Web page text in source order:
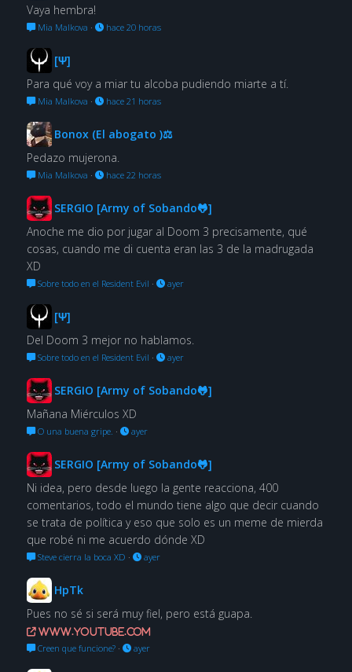
Vaya hembra!
Mia Malkova · hace 20 horas
[Ψ]
Para qué voy a miar tu alcoba pudiendo miarte a tí.
Mia Malkova · hace 21 horas
Bonox (El abogato )⚖
Pedazo mujerona.
Mia Malkova · hace 22 horas
SERGIO [Army of Sobando🐸]
Anoche me dio por jugar al Doom 3 precisamente, qué
cosas, cuando me di cuenta eran las 3 de la madrugada
XD
Sobre todo en el Resident Evil · ayer
[Ψ]
Del Doom 3 mejor no hablamos.
Sobre todo en el Resident Evil · ayer
SERGIO [Army of Sobando🐸]
Mañana Miérculos XD
O una buena gripe. · ayer
SERGIO [Army of Sobando🐸]
Ni idea, pero desde luego la gente reacciona, 400
comentarios, todo el mundo tiene algo que decir cuando
se trata de política y eso que solo es un meme de mierda
que robé ni me acuerdo dónde XD
Steve cierra la boca XD · ayer
HpTk
Pues no sé si será muy fiel, pero está guapa.
www.youtube.com
Creen que funcione?· ayer